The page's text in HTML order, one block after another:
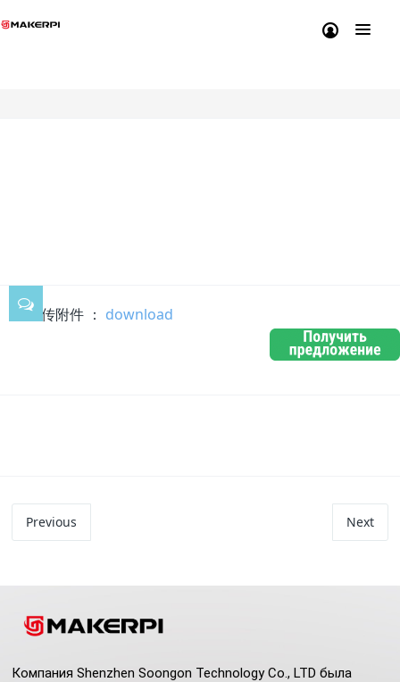
上传附件 ： download
Previous Next
Компания Shenzhen Soongon Technology Co., LTD была